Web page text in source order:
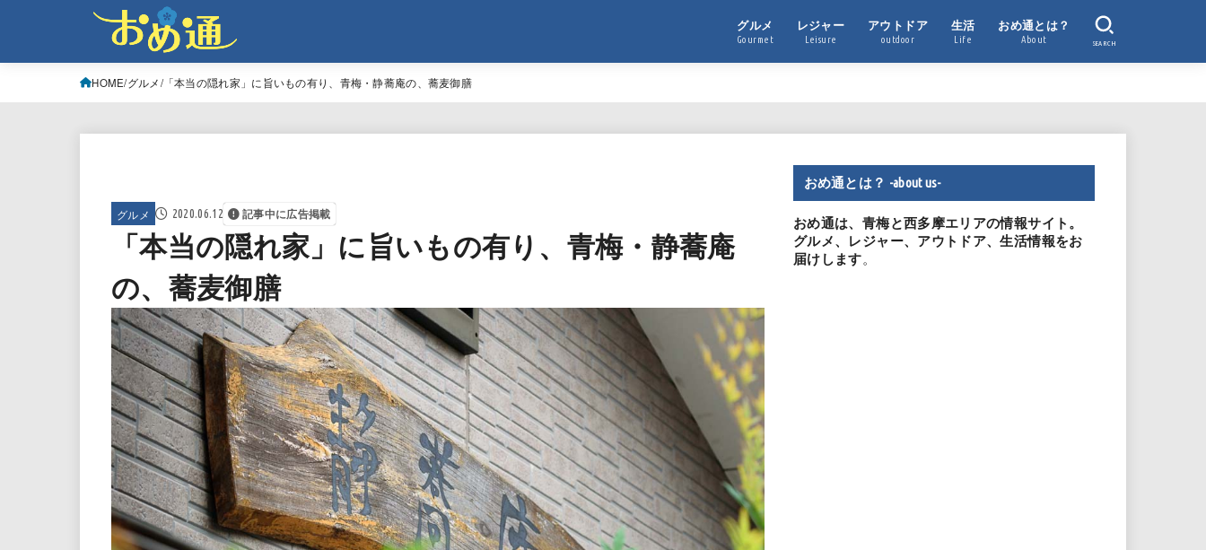
グルメ
Gourmet
レジャー
Leisure
アウトドア
outdoor
生活
Life
おめ通とは？
About SEARCH
HOME グルメ 「本当の隠れ家」に旨いもの有り、青梅・静蕎庵の、蕎麦御膳
グルメ 2020.06.12 記事中に広告掲載
「本当の隠れ家」に旨いもの有り、青梅・静蕎庵
の、蕎麦御膳
おめ通とは？ -about us-
おめ通は、青梅と西多摩エリアの情報サイト。
グルメ、レジャー、アウトドア、生活情報をお
届けします。